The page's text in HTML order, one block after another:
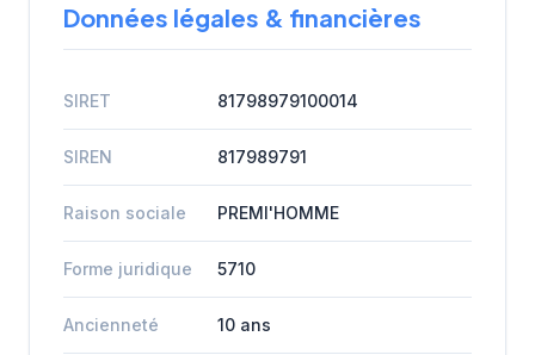
Données légales & financières
SIRET 81798979100014
SIREN 817989791
Raison sociale PREMI'HOMME
Forme juridique 5710
Ancienneté 10 ans